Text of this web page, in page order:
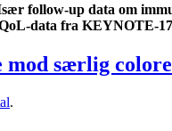
follow-up data om
data fra KEYNOTE-
mod særlig
.